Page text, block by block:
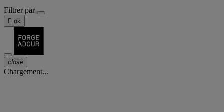
Filtrer par
 ok
close
Chargement...